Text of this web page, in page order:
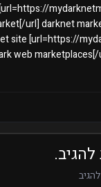
url] darknet
site [url=https://
web